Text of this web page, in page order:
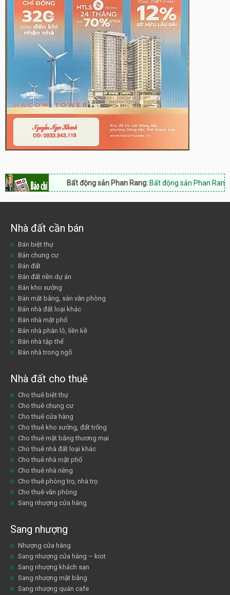
Bất động sản Phan Rang:Bất động sản Phan Rang
Nhà đất cần bán
Bán biệt thự
Bán chung cư
Bán đất
Bán đất nền dự án
Bán kho xưởng
Bán mặt bằng, sàn văn phòng
Bán nhà đất loại khác
Bán nhà mặt phố
Bán nhà phân lô, liền kề
Bán nhà tập thể
Bán nhà trong ngõ
Nhà đất cho thuê
Cho thuê biệt thự
Cho thuê chung cư
Cho thuê cửa hàng
Cho thuê kho xưởng, đất trống
Cho thuê mặt bằng thương mại
Cho thuê nhà đất loại khác
Cho thuê nhà mặt phố
Cho thuê nhà riêng
Cho thuê phòng trọ, nhà trọ
Cho thuê văn phòng
Sang nhượng cửa hàng
Sang nhượng
Nhượng cửa hàng
Sang nhượng cửa hàng – kiot
Sang nhượng khách sạn
Sang nhượng mặt bằng
Sang nhượng quán cafe